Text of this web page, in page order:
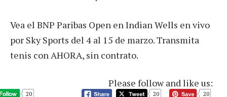
Vea el BNP Paribas Open en Indian Wells en vivo
por Sky Sports del 4 al 15 de marzo. Transmita
tenis con AHORA, sin contrato.
Please follow and like us:
20 20 20